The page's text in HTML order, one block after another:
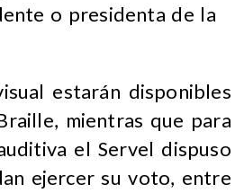
o presidenta de la
estarán disponibles
mientras que para
el Servel dispuso
ejercer su voto, entre